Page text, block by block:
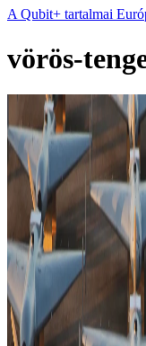
A Qubit+ tartalmai
vörös-